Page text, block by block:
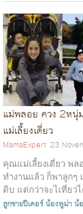
แม่พลอย ควง 2หนุ่
แม่เลี้ยงเดี่ยว
MamaExpert 23
คุณแม่เลี้ยงเดี่ยว พล
ทำงานแล้ว ก็พาลูก
ดิบ แต่กว่าจะไเที่ยว
คอ...
ลูกชายปีเตอร์น้องพูม่าน้